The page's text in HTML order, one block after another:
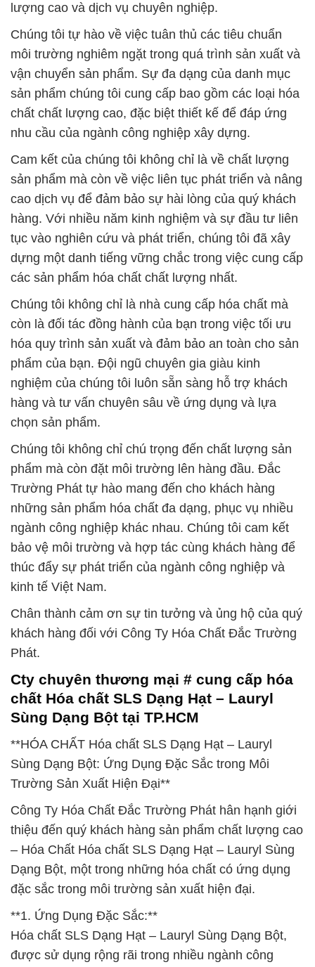
lượng cao và dịch vụ chuyên nghiệp.
Chúng tôi tự hào về việc tuân thủ các tiêu chuẩn
môi trường nghiêm ngặt trong quá trình sản xuất và
vận chuyển sản phẩm. Sự đa dạng của danh mục
sản phẩm chúng tôi cung cấp bao gồm các loại hóa
chất chất lượng cao, đặc biệt thiết kế để đáp ứng
nhu cầu của ngành công nghiệp xây dựng.
Cam kết của chúng tôi không chỉ là về chất lượng
sản phẩm mà còn về việc liên tục phát triển và nâng
cao dịch vụ để đảm bảo sự hài lòng của quý khách
hàng. Với nhiều năm kinh nghiệm và sự đầu tư liên
tục vào nghiên cứu và phát triển, chúng tôi đã xây
dựng một danh tiếng vững chắc trong việc cung cấp
các sản phẩm hóa chất chất lượng nhất.
Chúng tôi không chỉ là nhà cung cấp hóa chất mà
còn là đối tác đồng hành của bạn trong việc tối ưu
hóa quy trình sản xuất và đảm bảo an toàn cho sản
phẩm của bạn. Đội ngũ chuyên gia giàu kinh
nghiệm của chúng tôi luôn sẵn sàng hỗ trợ khách
hàng và tư vấn chuyên sâu về ứng dụng và lựa
chọn sản phẩm.
Chúng tôi không chỉ chú trọng đến chất lượng sản
phẩm mà còn đặt môi trường lên hàng đầu. Đắc
Trường Phát tự hào mang đến cho khách hàng
những sản phẩm hóa chất đa dạng, phục vụ nhiều
ngành công nghiệp khác nhau. Chúng tôi cam kết
bảo vệ môi trường và hợp tác cùng khách hàng để
thúc đẩy sự phát triển của ngành công nghiệp và
kinh tế Việt Nam.
Chân thành cảm ơn sự tin tưởng và ủng hộ của quý
khách hàng đối với Công Ty Hóa Chất Đắc Trường
Phát.
Cty chuyên thương mại # cung cấp hóa
chất Hóa chất SLS Dạng Hạt – Lauryl
Sùng Dạng Bột tại TP.HCM
**HÓA CHẤT Hóa chất SLS Dạng Hạt – Lauryl
Sùng Dạng Bột: Ứng Dụng Đặc Sắc trong Môi
Trường Sản Xuất Hiện Đại**
Công Ty Hóa Chất Đắc Trường Phát hân hạnh giới
thiệu đến quý khách hàng sản phẩm chất lượng cao
– Hóa Chất Hóa chất SLS Dạng Hạt – Lauryl Sùng
Dạng Bột, một trong những hóa chất có ứng dụng
đặc sắc trong môi trường sản xuất hiện đại.
**1. Ứng Dụng Đặc Sắc:**
Hóa chất SLS Dạng Hạt – Lauryl Sùng Dạng Bột,
được sử dụng rộng rãi trong nhiều ngành công